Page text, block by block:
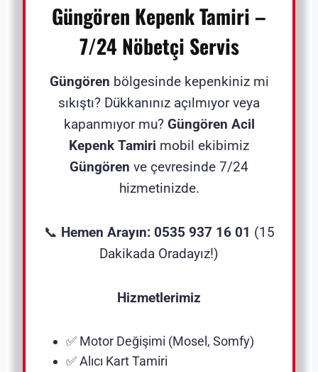
Güngören Kepenk Tamiri –
7/24 Nöbetçi Servis
Güngören bölgesinde kepenkiniz mi
sıkıştı? Dükkanınız açılmıyor veya
kapanmıyor mu? Güngören Acil
Kepenk Tamiri mobil ekibimiz
Güngören ve çevresinde 7/24
hizmetinizde.
📞 Hemen Arayın: 0535 937 16 01 (15
Dakikada Oradayız!)
Hizmetlerimiz
✅ Motor Değişimi (Mosel, Somfy)
✅ Alıcı Kart Tamiri